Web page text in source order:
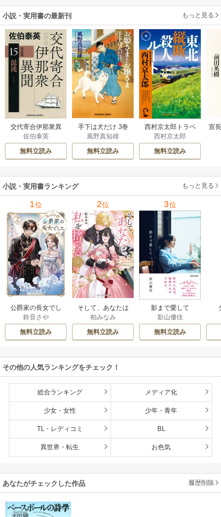
小説・実用書の最新刊 もっと見る
交代寄合伊那衆異
聞 15巻
佐伯泰英
無料立読み
手下は犬だけ 3巻
風野真知雄
無料立読み
西村京太郎トラベ
ルミステリー・セ
レクション 2巻
西村京太郎
無料立読み
宣
小説・実用書ランキング もっと見る
1位
公爵家の長女でし
た
鈴音さや
無料立読み
2位
そして、あなたは
私を捨てる
柏みなみ
無料立読み
3位
影まで愛して
影山優佳
無料立読み
その他の人気ランキングをチェック！
総合ランキング メディア化
少女・女性 少年・青年
TL・レディコミ BL
異世界・転生 お色気
あなたがチェックした作品 履歴削除